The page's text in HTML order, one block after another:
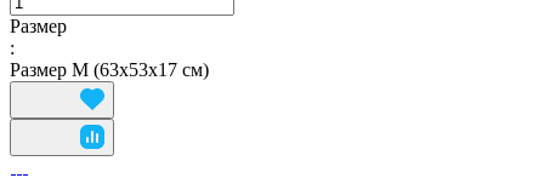
Размер
:
Размер M (63x53х17 см)